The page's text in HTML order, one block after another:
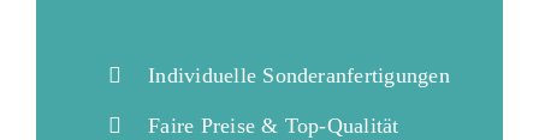
Individuelle Sonderanfertigungen
Faire Preise & Top-Qualität